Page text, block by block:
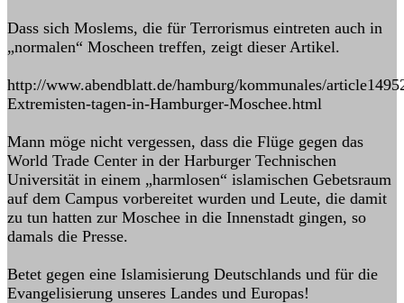
Dass sich Moslems, die für Terrorismus eintreten auch in
„normalen“ Moscheen treffen, zeigt dieser Artikel.
http://www.abendblatt.de/hamburg/kommunales/
Extremisten-tagen-in-Hamburger-Moschee.html
Mann möge nicht vergessen, dass die Flüge gegen das
World Trade Center in der Harburger Technischen
Universität in einem „harmlosen“ islamischen Gebetsraum
auf dem Campus vorbereitet wurden und Leute, die damit
zu tun hatten zur Moschee in die Innenstadt gingen, so
damals die Presse.
Betet gegen eine Islamisierung Deutschlands und für die
Evangelisierung unseres Landes und Europas!